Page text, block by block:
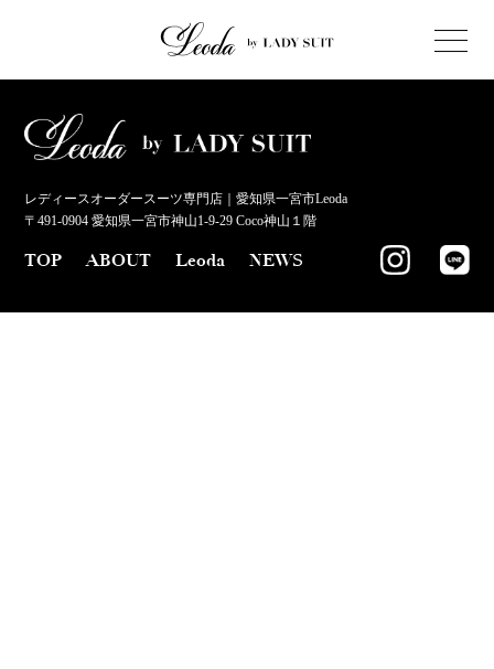
レディースオーダースーツ専門店｜愛知県一宮市Leoda
〒491-0904 愛知県一宮市神山1-9-29 Coco神山１階
TOP ABOUT Leoda NEWS